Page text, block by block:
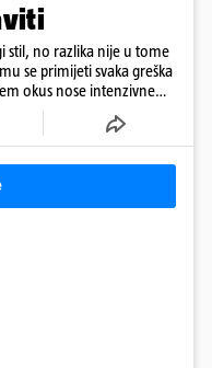
stil, no razlika nije u tome
se primijeti svaka greška
okus nose intenzivne